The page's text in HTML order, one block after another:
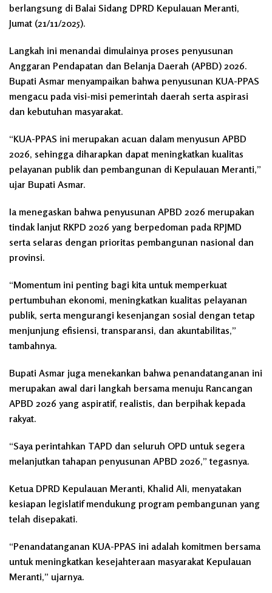
berlangsung di Balai Sidang DPRD Kepulauan Meranti,
Jumat (21/11/2025).
Langkah ini menandai dimulainya proses penyusunan
Anggaran Pendapatan dan Belanja Daerah (APBD) 2026.
Bupati Asmar menyampaikan bahwa penyusunan KUA-PPAS
mengacu pada visi-misi pemerintah daerah serta aspirasi
dan kebutuhan masyarakat.
“KUA-PPAS ini merupakan acuan dalam menyusun APBD
2026, sehingga diharapkan dapat meningkatkan kualitas
pelayanan publik dan pembangunan di Kepulauan Meranti,”
ujar Bupati Asmar.
Ia menegaskan bahwa penyusunan APBD 2026 merupakan
tindak lanjut RKPD 2026 yang berpedoman pada RPJMD
serta selaras dengan prioritas pembangunan nasional dan
provinsi.
“Momentum ini penting bagi kita untuk memperkuat
pertumbuhan ekonomi, meningkatkan kualitas pelayanan
publik, serta mengurangi kesenjangan sosial dengan tetap
menjunjung efisiensi, transparansi, dan akuntabilitas,”
tambahnya.
Bupati Asmar juga menekankan bahwa penandatanganan ini
merupakan awal dari langkah bersama menuju Rancangan
APBD 2026 yang aspiratif, realistis, dan berpihak kepada
rakyat.
“Saya perintahkan TAPD dan seluruh OPD untuk segera
melanjutkan tahapan penyusunan APBD 2026,” tegasnya.
Ketua DPRD Kepulauan Meranti, Khalid Ali, menyatakan
kesiapan legislatif mendukung program pembangunan yang
telah disepakati.
“Penandatanganan KUA-PPAS ini adalah komitmen bersama
untuk meningkatkan kesejahteraan masyarakat Kepulauan
Meranti,” ujarnya.